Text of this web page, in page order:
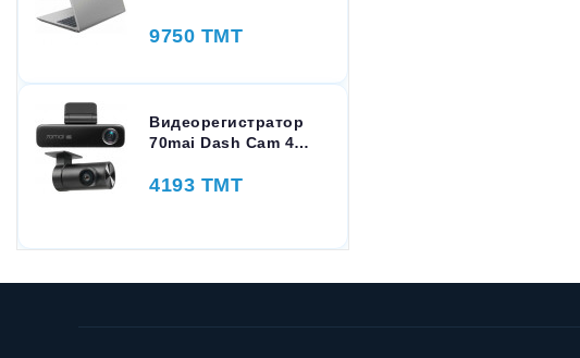
9750 TMT
Видеорегистратор
70mai Dash Cam 4K
4193 TMT